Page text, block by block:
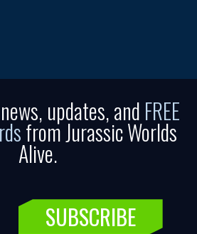
updates, and FREE
from Jurassic Worlds
Alive.
SUBSCRIBE